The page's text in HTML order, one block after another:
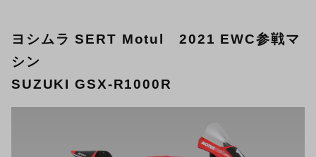
ヨシムラ SERT Motul 2021 EWC参戦マ
シン
SUZUKI GSX-R1000R